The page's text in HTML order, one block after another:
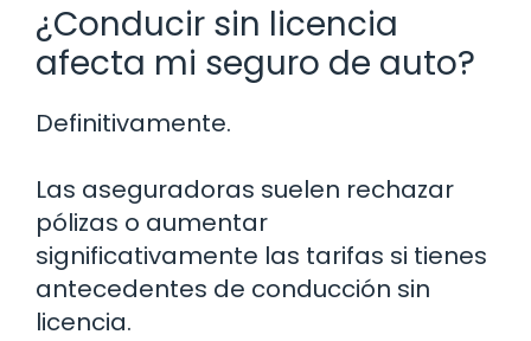
¿Conducir sin licencia
afecta mi seguro de auto?
Definitivamente.
Las aseguradoras suelen rechazar
pólizas o aumentar
significativamente las tarifas si tienes
antecedentes de conducción sin
licencia.